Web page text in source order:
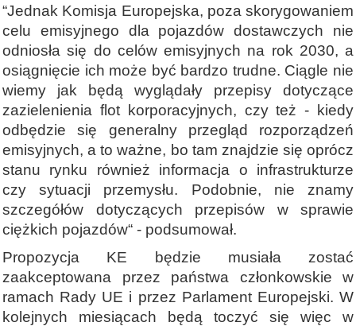
“Jednak Komisja Europejska, poza skorygowaniem
celu emisyjnego dla pojazdów dostawczych nie
odniosła się do celów emisyjnych na rok 2030, a
osiągnięcie ich może być bardzo trudne. Ciągle nie
wiemy jak będą wyglądały przepisy dotyczące
zazielenienia flot korporacyjnych, czy też - kiedy
odbędzie się generalny przegląd rozporządzeń
emisyjnych, a to ważne, bo tam znajdzie się oprócz
stanu rynku również informacja o infrastrukturze
czy sytuacji przemysłu. Podobnie, nie znamy
szczegółów dotyczących przepisów w sprawie
ciężkich pojazdów“ - podsumował.
Propozycja KE będzie musiała zostać
zaakceptowana przez państwa członkowskie w
ramach Rady UE i przez Parlament Europejski. W
kolejnych miesiącach będą toczyć się więc w